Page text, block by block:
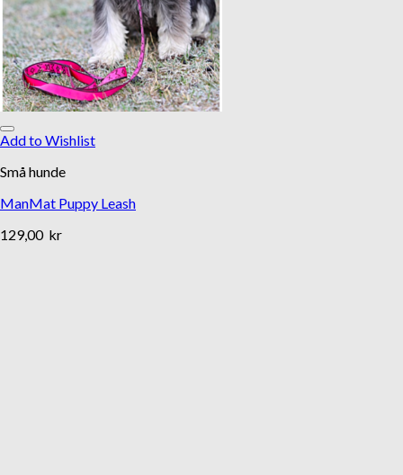
Add to Wishlist
Små hunde
ManMat Puppy Leash
129,00 kr